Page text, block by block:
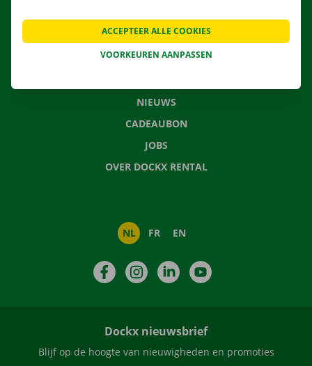
CONTACTEER ONS
NIEUWS
CADEAUBON
JOBS
OVER DOCKX RENTAL
NL FR EN
FacebookInstagramLinkedIn
Dockx nieuwsbrief
Blijf op de hoogte van nieuwigheden en promoties
VOORKEUREN AANPASSEN
ACCEPTEER ALLE COOKIES